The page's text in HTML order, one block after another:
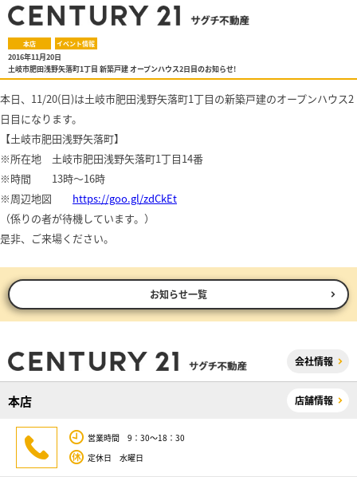
本店 イベント情報
2016年11月20日
土岐市肥田浅野矢落町1丁目 新築戸建 オープンハウス2日目のお知らせ!
本日、11/20(日)は土岐市肥田浅野矢落町1丁目の新築戸建のオープンハウス2
日目になります。
【土岐市肥田浅野矢落町】
※所在地 土岐市肥田浅野矢落町1丁目14番
※時間 13時～16時
※周辺地図 https://goo.gl/zdCkEt
（係りの者が待機しています。）
是非、ご来場ください。
お知らせ一覧
会社情報
本店 店舗情報
営業時間 9：30～18：30
定休日 水曜日